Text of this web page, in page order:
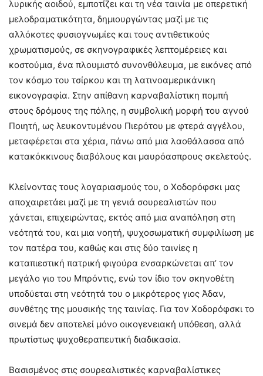
λυρικής αοιδού, εμποτίζει και τη νέα ταινία με οπερετική
μελοδραματικότητα, δημιουργώντας μαζί με τις
αλλόκοτες φυσιογνωμίες και τους αντιθετικούς
χρωματισμούς, σε σκηνογραφικές λεπτομέρειες και
κοστούμια, ένα πλουμιστό συνονθύλευμα, με εικόνες από
τον κόσμο του τσίρκου και τη λατινοαμερικάνικη
εικονογραφία. Στην απίθανη καρναβαλίστικη πομπή
στους δρόμους της πόλης, η συμβολική μορφή του αγνού
Ποιητή, ως λευκοντυμένου Πιερότου με φτερά αγγέλου,
μεταφέρεται στα χέρια, πάνω από μια λαοθάλασσα από
κατακόκκινους διαβόλους και μαυρόασπρους σκελετούς.
Κλείνοντας τους λογαριασμούς του, ο Χοδορόφσκι μας
αποχαιρετάει μαζί με τη γενιά σουρεαλιστών που
χάνεται, επιχειρώντας, εκτός από μια αναπόληση στη
νεότητά του, και μια νοητή, ψυχοσωματική συμφιλίωση με
τον πατέρα του, καθώς και στις δύο ταινίες η
καταπιεστική πατρική φιγούρα ενσαρκώνεται απ’ τον
μεγάλο γιο του Μπρόντις, ενώ τον ίδιο τον σκηνοθέτη
υποδύεται στη νεότητά του ο μικρότερος γιος Άδαν,
συνθέτης της μουσικής της ταινίας. Για τον Χοδορόφσκι το
σινεμά δεν αποτελεί μόνο οικογενειακή υπόθεση, αλλά
πρωτίστως ψυχοθεραπευτική διαδικασία.
Βασισμένος στις σουρεαλιστικές καρναβαλίστικες